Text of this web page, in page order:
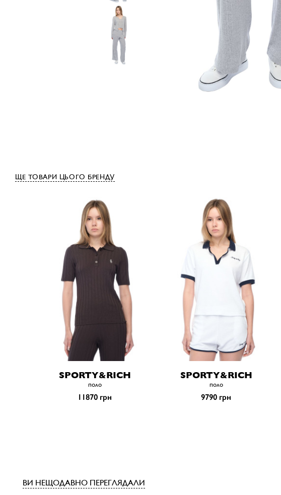
ЩЕ ТОВАРИ ЦЬОГО БРЕНДУ
SPORTY&RICH
поло
11870 грн
SPORTY&RICH
поло
9790 грн
ВИ НЕЩОДАВНО ПЕРЕГЛЯДАЛИ